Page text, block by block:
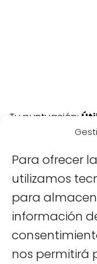
Para ofrecer
utilizamos
para
información
nos permitirá
Tu puntuación:
Viajar a Vietnam